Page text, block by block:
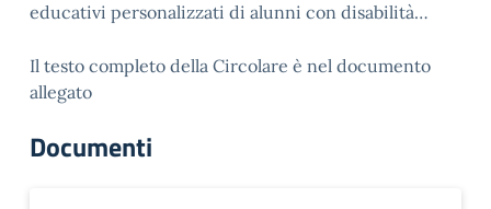
educativi personalizzati di alunni con disabilità…
Il testo completo della Circolare è nel documento
allegato
Documenti